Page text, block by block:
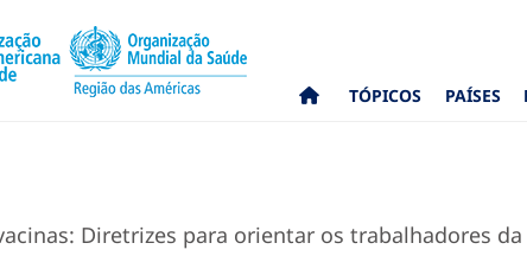
TÓPICOS PAÍSES
Diretrizes para orientar os trabalhadores